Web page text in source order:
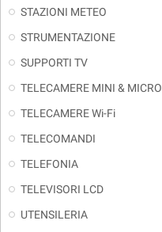
STAZIONI METEO
STRUMENTAZIONE
SUPPORTI TV
TELECAMERE MINI & MICRO
TELECAMERE Wi-Fi
TELECOMANDI
TELEFONIA
TELEVISORI LCD
UTENSILERIA